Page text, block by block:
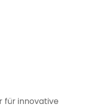
für innovative